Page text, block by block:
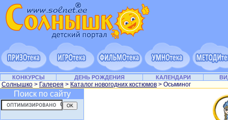
КОНКУРСЫ ДЕНЬ РОЖДЕНИЯ КАЛЕНДАРИ
Солнышко > Галерея > Каталог новогодних костюмов > Осьминог
Поиск по сайту